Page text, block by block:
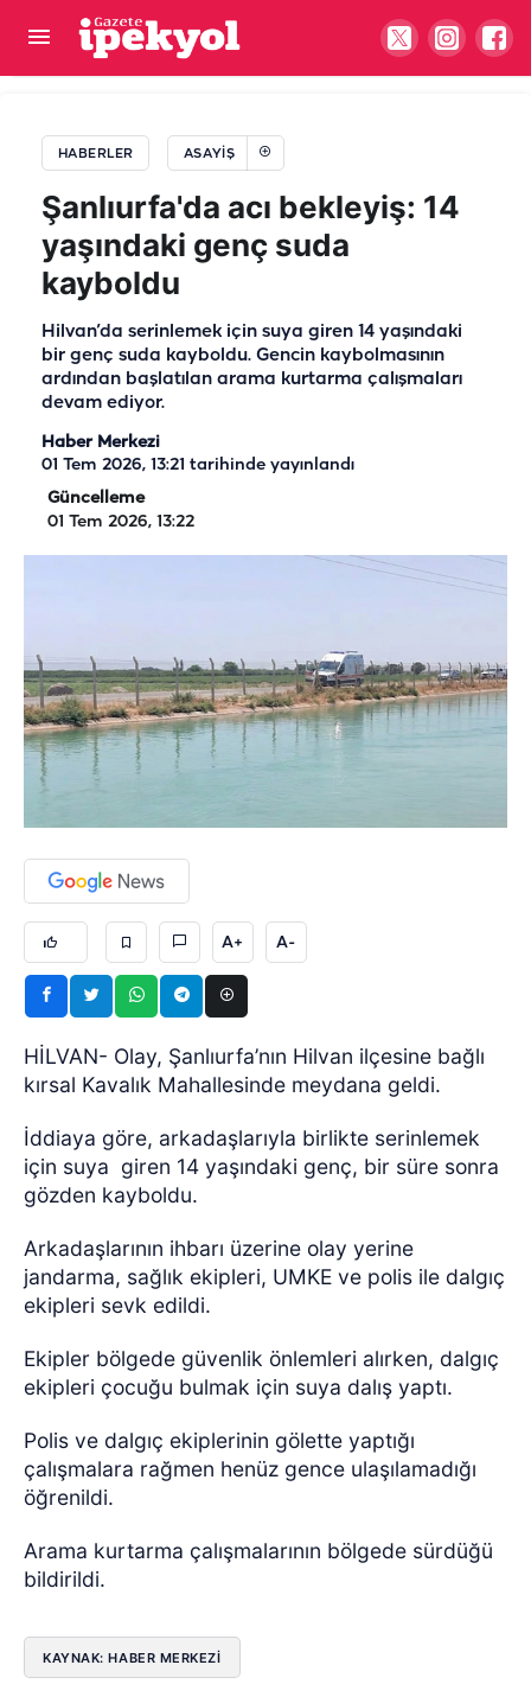
HABERLER ASAYIŞ
Şanlıurfa'da acı bekleyiş: 14
yaşındaki genç suda
kayboldu
Hilvan’da serinlemek için suya giren 14 yaşındaki
bir genç suda kayboldu. Gencin kaybolmasının
ardından başlatılan arama kurtarma çalışmaları
devam ediyor.
Haber Merkezi
01 Tem 2026, 13:21 tarihinde yayınlandı
Güncelleme
01 Tem 2026, 13:22
A+ A-
HİLVAN- Olay, Şanlıurfa’nın Hilvan ilçesine bağlı
kırsal Kavalık Mahallesinde meydana geldi.
İddiaya göre, arkadaşlarıyla birlikte serinlemek
için suya giren 14 yaşındaki genç, bir süre sonra
gözden kayboldu.
Arkadaşlarının ihbarı üzerine olay yerine
jandarma, sağlık ekipleri, UMKE ve polis ile dalgıç
ekipleri sevk edildi.
Ekipler bölgede güvenlik önlemleri alırken, dalgıç
ekipleri çocuğu bulmak için suya dalış yaptı.
Polis ve dalgıç ekiplerinin gölette yaptığı
çalışmalara rağmen henüz gence ulaşılamadığı
öğrenildi.
Arama kurtarma çalışmalarının bölgede sürdüğü
bildirildi.
KAYNAK: HABER MERKEZI
Şanlıurfa’da kahreden haber! Henüz 16